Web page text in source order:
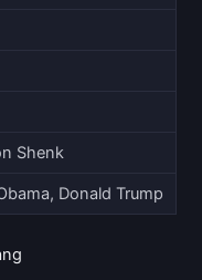
Shenk
Donald Trump